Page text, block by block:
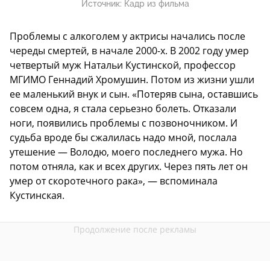
Источник: Кадр из фильма
Проблемы с алкоголем у актрисы начались после
череды смертей, в начале 2000-х. В 2002 году умер
четвертый муж Натальи Кустинской, профессор
МГИМО Геннадий Хромушин. Потом из жизни ушли
ее маленький внук и сын. «Потеряв сына, оставшись
совсем одна, я стала серьезно болеть. Отказали
ноги, появились проблемы с позвоночником. И
судьба вроде бы сжалилась надо мной, послала
утешение — Володю, моего последнего мужа. Но
потом отняла, как и всех других. Через пять лет он
умер от скоротечного рака», — вспоминала
Кустинская.